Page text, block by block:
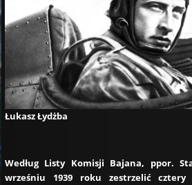
Łukasz Łydżba
Według Listy Komisji Bajana, ppor.
wrześniu 1939 roku zestrzelić cztery